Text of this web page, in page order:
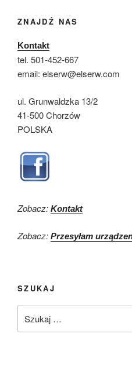
ZNAJDŹ NAS
Kontakt
tel. 501-452-667
email: elserw@elserw.com
ul. Grunwaldzka 13/2
41-500 Chorzów
POLSKA
Zobacz: Kontakt
Zobacz: Przesyłam
SZUKAJ